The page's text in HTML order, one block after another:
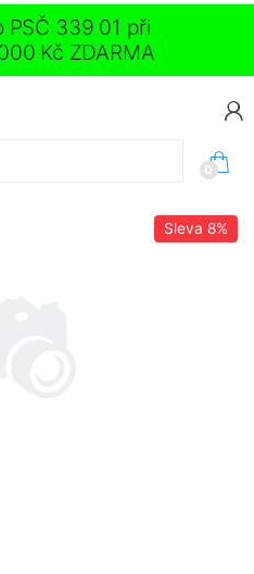
PSČ 339 01 při
Kč ZDARMA
0
Sleva 8%